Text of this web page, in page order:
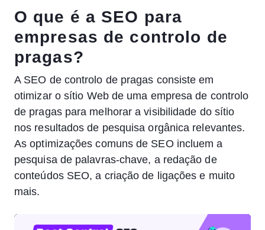
O que é a SEO para
empresas de controlo de
pragas?
A SEO de controlo de pragas consiste em
otimizar o sítio Web de uma empresa de controlo
de pragas para melhorar a visibilidade do sítio
nos resultados de pesquisa orgânica relevantes.
As optimizações comuns de SEO incluem a
pesquisa de palavras-chave, a redação de
conteúdos SEO, a criação de ligações e muito
mais.